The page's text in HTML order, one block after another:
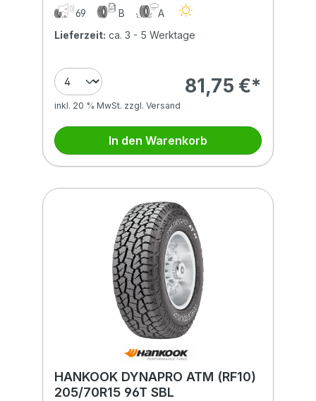
69 B
A
Lieferzeit: ca. 3 - 5 Werktage
81,75 €*
inkl. 20 % MwSt. zzgl. Versand
In den Warenkorb
HANKOOK DYNAPRO ATM (RF10)
205/70R15 96T SBL